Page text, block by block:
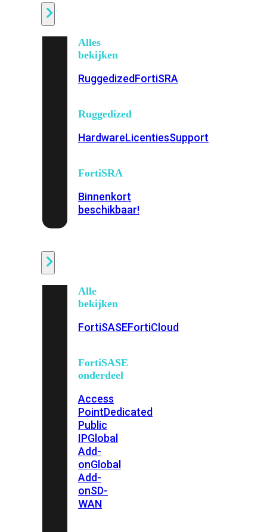
Alles
bekijken
RuggedizedFortiSRA
Ruggedized
HardwareLicentiesSupport
FortiSRA
Binnenkort
beschikbaar!
Alle
bekijken
FortiSASEFortiCloud
FortiSASE
onderdeel
Access
PointDedicated
Public
IPGlobal
Add-
onGlobal
Add-
onSD-
WAN